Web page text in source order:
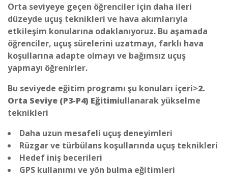
Orta seviyeye geçen öğrenciler için daha ileri
düzeyde uçuş teknikleri ve hava akımlarıyla
etkileşim konularına odaklanıyoruz. Bu aşamada
öğrenciler, uçuş sürelerini uzatmayı, farklı hava
koşullarına adapte olmayı ve bağımsız uçuş
yapmayı öğrenirler.
Bu seviyede eğitim programı şu konuları içeri>2.
Orta Seviye (P3-P4) Eğitimiullanarak yükselme
teknikleri
Daha uzun mesafeli uçuş deneyimleri
Rüzgar ve türbülans koşullarında uçuş teknikleri
Hedef iniş becerileri
GPS kullanımı ve yön bulma eğitimleri